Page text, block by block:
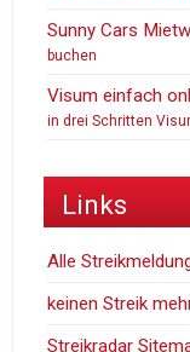
Sunny Cars
buchen
Visum einfach
in drei Schritten
Links
Alle
keinen Streik
Streikradar